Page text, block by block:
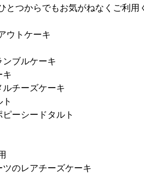
とつからでもお気がねなくご利用
ウトケーキ
ブルケーキ
キ
チーズケーキ
ーシードタルト
のレアチーズケーキ